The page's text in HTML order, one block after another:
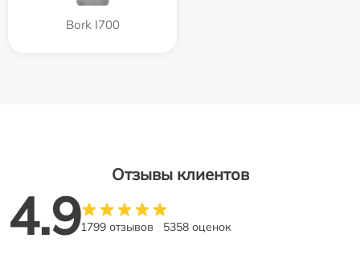
Bork I700
Отзывы клиентов
4.91799 отзывов 5358 оценок